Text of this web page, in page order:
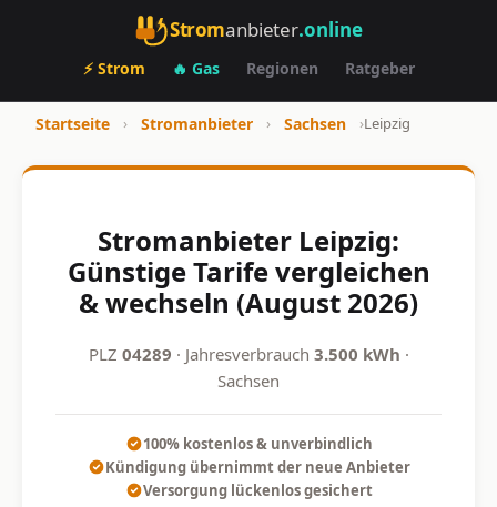
Stromanbieter.online
⚡ Strom 🔥 Gas Regionen Ratgeber
Startseite › Stromanbieter › Sachsen ›Leipzig
Stromanbieter Leipzig:
Günstige Tarife vergleichen
& wechseln (August 2026)
PLZ 04289 · Jahresverbrauch 3.500 kWh ·
Sachsen
100% kostenlos & unverbindlich
Kündigung übernimmt der neue Anbieter
Versorgung lückenlos gesichert